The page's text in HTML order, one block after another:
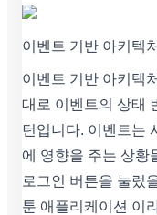
이벤트 기반 아키텍처
이벤트 기반 아키텍
대로 이벤트의 상태
턴입니다. 이벤트는
에 영향을 주는 상황
로그인 버튼을 눌렀
툰 애플리케이션 이